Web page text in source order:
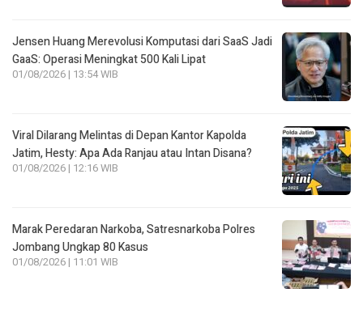
Jensen Huang Merevolusi Komputasi dari SaaS Jadi
GaaS: Operasi Meningkat 500 Kali Lipat
01/08/2026 | 13:54 WIB
Viral Dilarang Melintas di Depan Kantor Kapolda
Jatim, Hesty: Apa Ada Ranjau atau Intan Disana?
01/08/2026 | 12:16 WIB
Marak Peredaran Narkoba, Satresnarkoba Polres
Jombang Ungkap 80 Kasus
01/08/2026 | 11:01 WIB